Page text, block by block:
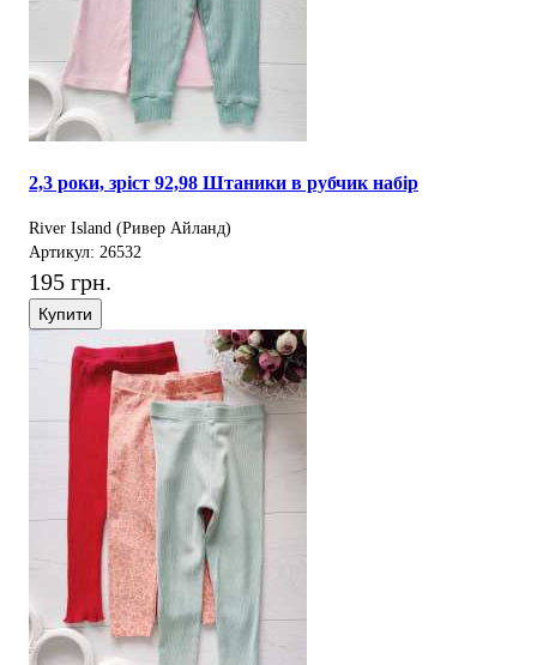
2,3 роки, зріст 92,98 Штаники в рубчик набір
River Island (Ривер Айланд)
Артикул: 26532
195 грн.
Купити